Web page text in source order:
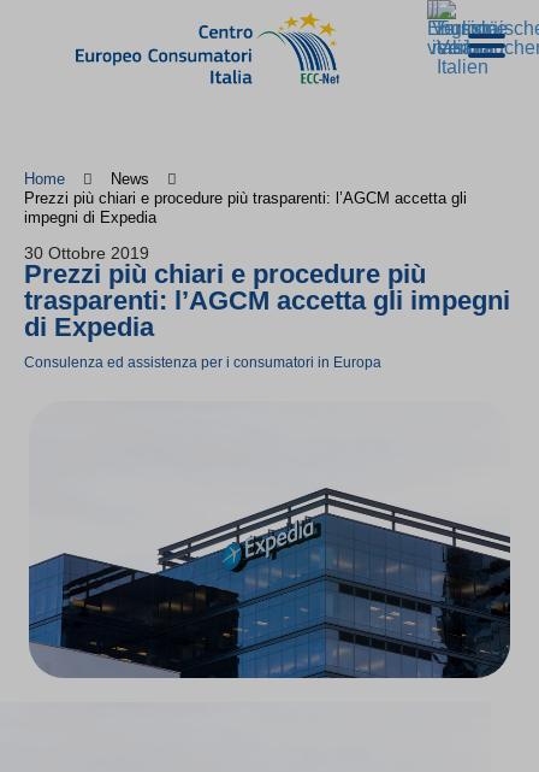
Home
News
Prezzi più chiari e procedure più trasparenti: l’AGCM accetta gli
impegni di Expedia
30 Ottobre 2019
Prezzi più chiari e procedure più
trasparenti: l’AGCM accetta gli impegni
di Expedia
Consulenza ed assistenza per i consumatori in Europa